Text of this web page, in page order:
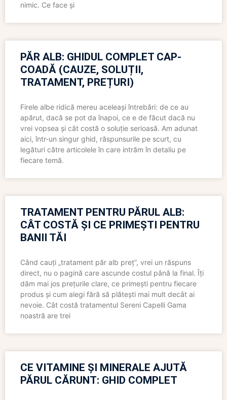
nimic. Ce face și
PĂR ALB: GHIDUL COMPLET CAP-
COADĂ (CAUZE, SOLUȚII,
TRATAMENT, PREȚURI)
Firele albe ridică mereu aceleași întrebări: de ce au
apărut, dacă se pot da înapoi, ce e de făcut dacă nu
vrei vopsea și cât costă o soluție serioasă. Am adunat
aici, într-un singur ghid, răspunsurile pe scurt, cu
legături către articolele în care intrăm în detaliu pe
fiecare temă.
TRATAMENT PENTRU PĂRUL ALB:
CÂT COSTĂ ȘI CE PRIMEȘTI PENTRU
BANII TĂI
Când cauți „tratament păr alb preț”, vrei un răspuns
direct, nu o pagină care ascunde costul până la final. Îți
dăm mai jos prețurile clare, ce primești pentru fiecare
produs și cum alegi fără să plătești mai mult decât ai
nevoie. Cât costă tratamentul Sereni Capelli Gama
noastră are trei
CE VITAMINE ȘI MINERALE AJUTĂ
PĂRUL CĂRUNT: GHID COMPLET